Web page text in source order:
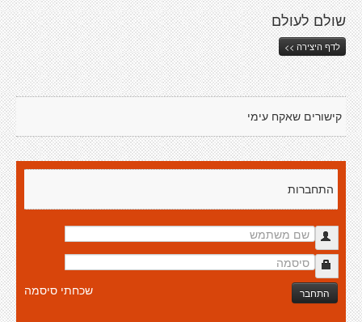
שולם לעולם
לדף היצירה >>
קישורים שאקח עימי
התחברות
התחבר שכחתי סיסמה